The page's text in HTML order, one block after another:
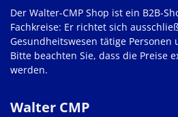
Walter CMP
Der Walter-CMP Shop ist ein B2B-
Fachkreise: Er richtet sich
Gesundheitswesen tätige Personen
Bitte beachten Sie, dass die Preise
werden.